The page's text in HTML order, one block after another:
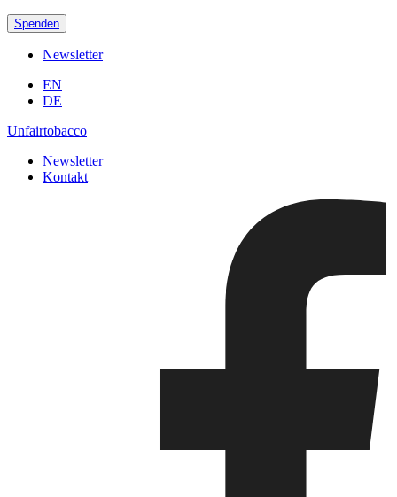
Spenden
Newsletter
EN
DE
Unfairtobacco
Newsletter
Kontakt